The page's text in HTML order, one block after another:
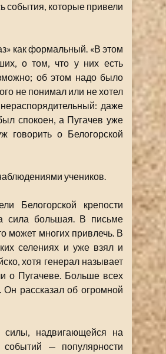
события, которые привели
как формальный. «В этом
о том, что у них есть
об этом надо было
не понимал или не хотел
даже
спокоен, а Пугачев уже
говорить о Белогорской
учеников.
Белогорской крепости
сила большая. В письме
может многих привлечь. В
селениях и уже взял и
хотя генерал называет
о Пугачеве. Больше всех
Он рассказал об огромной
надвигающейся на
событий — популярности